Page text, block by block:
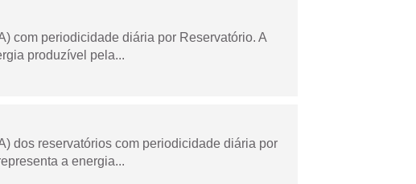
com periodicidade diária por Reservatório. A
produzível pela...
dos reservatórios com periodicidade diária por
a energia...